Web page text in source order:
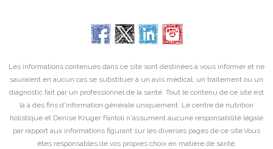
Les informations contenues dans ce site sont destinées à vous informer et ne
sauraient en aucun cas se substituer à un avis médical, un traitement ou un
diagnostic fait par un professionnel de la santé. Tout le contenu de ce site est
là à des fins d'information générale uniquement. Le centre de nutrition
holistique et Denise Kruger Fantoli n'assument aucune responsabilité légale
par rapport aux informations figurant sur les diverses pages de ce site.Vous
êtes responsables de vos propres choix en matière de santé.